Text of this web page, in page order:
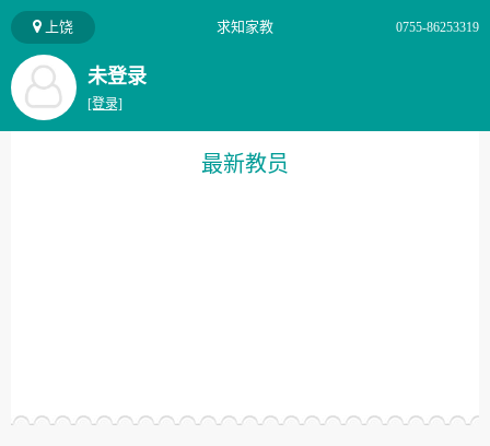
上饶 求知家教 0755-86253319
未登录
[登录]
最新教员